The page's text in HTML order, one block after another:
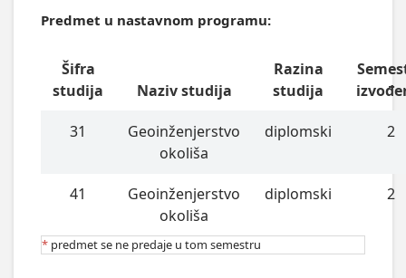
Predmet u nastavnom programu:
Šifra
studija
Naziv studija
Razina
studija
31
Geoinženjerstvo
okoliša
diplomski 2
41
Geoinženjerstvo
okoliša
diplomski 2
* predmet se ne predaje u tom semestru